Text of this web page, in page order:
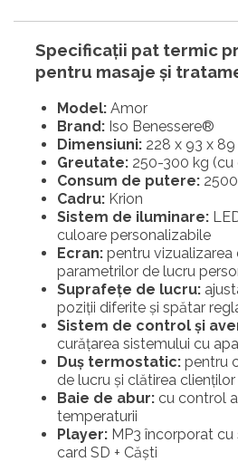
Specificații pat termic
pentru masaje și
Model: Amor
Brand: Iso Benessere®
Dimensiuni: 228 x 93 x
Greutate: 250-300 kg (cu
Consum de putere:
Cadru: Krion
Sistem de iluminare:
culoare personalizabile
Ecran: pentru vizualizarea
parametrilor de lucru
Suprafețe de lucru:
poziții diferite și spătar
Sistem de control și
curățarea sistemului cu apa
Duș termostatic: pentru
de lucru și clătirea
Baie de abur: cu control
temperaturii
Player: MP3 încorporat
card SD + Căști